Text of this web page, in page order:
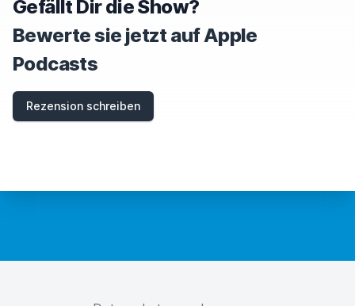
Gefällt Dir die Show?
Bewerte sie jetzt auf Apple
Podcasts
Rezension schreiben